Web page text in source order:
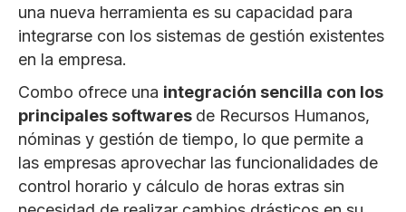
una nueva herramienta es su capacidad para
integrarse con los sistemas de gestión existentes
en la empresa.
Combo ofrece una integración sencilla con los
principales softwares de Recursos Humanos,
nóminas y gestión de tiempo, lo que permite a
las empresas aprovechar las funcionalidades de
control horario y cálculo de horas extras sin